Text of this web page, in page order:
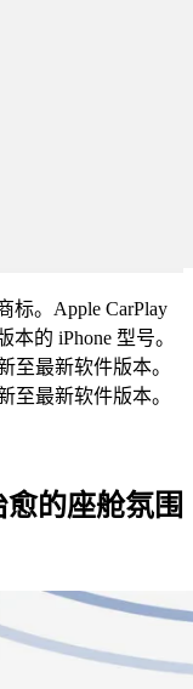
标。Apple CarPlay
的 iPhone 型号。
至最新软件版本。
至最新软件版本。
的座舱氛围